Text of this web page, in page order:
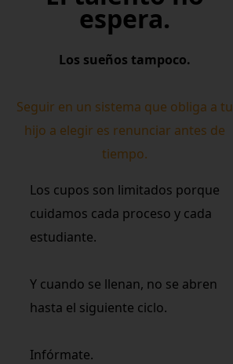
espera.
Los sueños tampoco.
Seguir en un sistema que obliga a tu
hijo a elegir es renunciar antes de
tiempo.
Los cupos son limitados porque
cuidamos cada proceso y cada
estudiante.
Y cuando se llenan, no se abren
hasta el siguiente ciclo.
Infórmate.